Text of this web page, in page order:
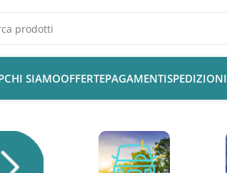
CHI SIAMOOFFERTEPAGAMENTISPEDIZIONI
12V 20Ah AGM”